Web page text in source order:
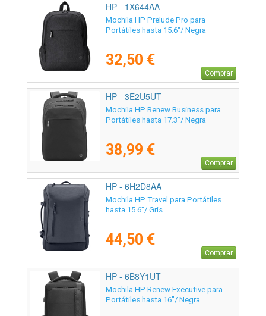
HP - 1X644AA
Mochila HP Prelude Pro para
Portátiles hasta 15.6"/ Negra
32,50 €
Comprar
HP - 3E2U5UT
Mochila HP Renew Business para
Portátiles hasta 17.3"/ Negra
38,99 €
Comprar
HP - 6H2D8AA
Mochila HP Travel para Portátiles
hasta 15.6"/ Gris
44,50 €
Comprar
HP - 6B8Y1UT
Mochila HP Renew Executive para
Portátiles hasta 16"/ Negra